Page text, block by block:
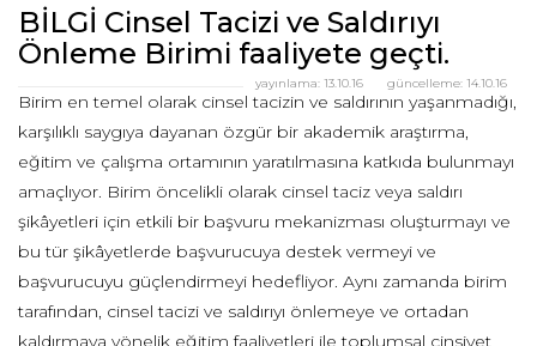
BİLGİ Cinsel Tacizi ve Saldırıyı
Önleme Birimi faaliyete geçti.
güncelleme: 14.10.16
yayınlama: 13.10.16
Birim en temel olarak cinsel tacizin ve saldırının yaşanmadığı,
karşılıklı saygıya dayanan özgür bir akademik araştırma,
eğitim ve çalışma ortamının yaratılmasına katkıda bulunmayı
amaçlıyor. Birim öncelikli olarak cinsel taciz veya saldırı
şikâyetleri için etkili bir başvuru mekanizması oluşturmayı ve
bu tür şikâyetlerde başvurucuya destek vermeyi ve
başvurucuyu güçlendirmeyi hedefliyor. Aynı zamanda birim
tarafından, cinsel tacizi ve saldırıyı önlemeye ve ortadan
kaldırmaya yönelik eğitim faaliyetleri ile toplumsal cinsiyet